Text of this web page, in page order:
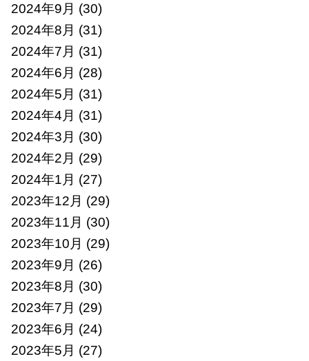
2024年9月 (30)
2024年8月 (31)
2024年7月 (31)
2024年6月 (28)
2024年5月 (31)
2024年4月 (31)
2024年3月 (30)
2024年2月 (29)
2024年1月 (27)
2023年12月 (29)
2023年11月 (30)
2023年10月 (29)
2023年9月 (26)
2023年8月 (30)
2023年7月 (29)
2023年6月 (24)
2023年5月 (27)